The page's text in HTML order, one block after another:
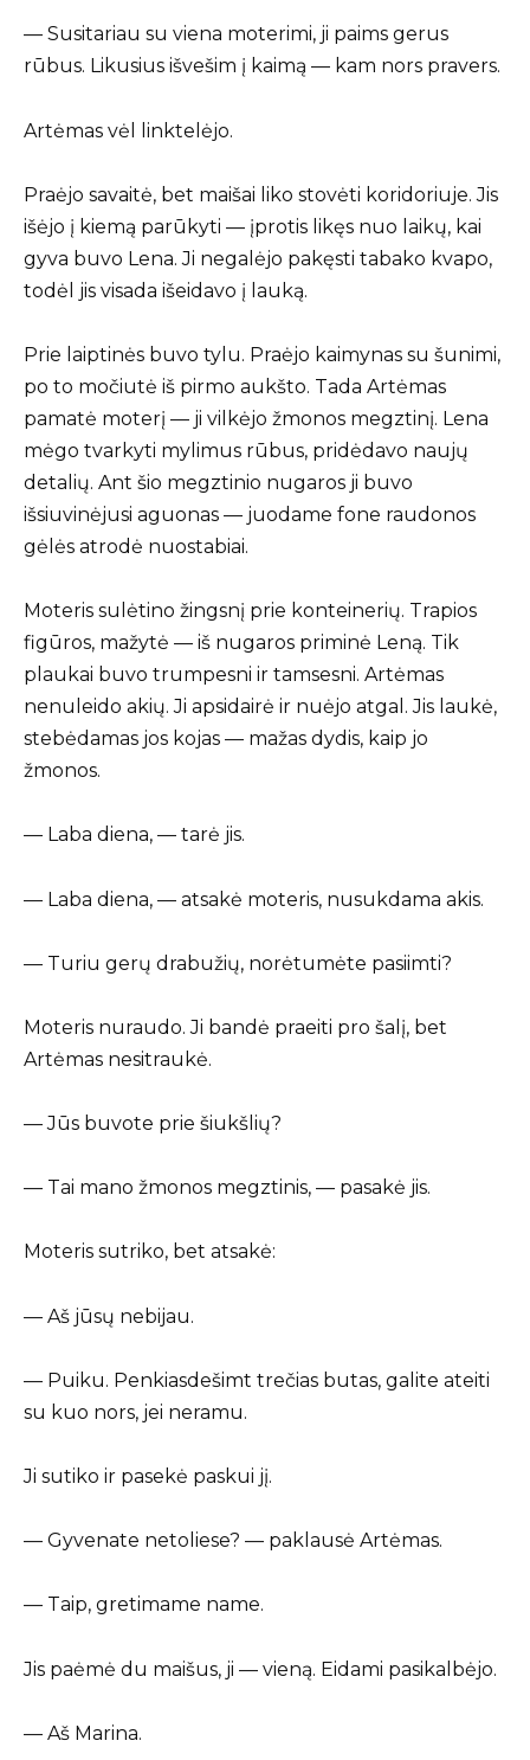
— Susitariau su viena moterimi, ji paims gerus
rūbus. Likusius išvešim į kaimą — kam nors pravers.
Artėmas vėl linktelėjo.
Praėjo savaitė, bet maišai liko stovėti koridoriuje. Jis
išėjo į kiemą parūkyti — įprotis likęs nuo laikų, kai
gyva buvo Lena. Ji negalėjo pakęsti tabako kvapo,
todėl jis visada išeidavo į lauką.
Prie laiptinės buvo tylu. Praėjo kaimynas su šunimi,
po to močiutė iš pirmo aukšto. Tada Artėmas
pamatė moterį — ji vilkėjo žmonos megztinį. Lena
mėgo tvarkyti mylimus rūbus, pridėdavo naujų
detalių. Ant šio megztinio nugaros ji buvo
išsiuvinėjusi aguonas — juodame fone raudonos
gėlės atrodė nuostabiai.
Moteris sulėtino žingsnį prie konteinerių. Trapios
figūros, mažytė — iš nugaros priminė Leną. Tik
plaukai buvo trumpesni ir tamsesni. Artėmas
nenuleido akių. Ji apsidairė ir nuėjo atgal. Jis laukė,
stebėdamas jos kojas — mažas dydis, kaip jo
žmonos.
— Laba diena, — tarė jis.
— Laba diena, — atsakė moteris, nusukdama akis.
— Turiu gerų drabužių, norėtumėte pasiimti?
Moteris nuraudo. Ji bandė praeiti pro šalį, bet
Artėmas nesitraukė.
— Jūs buvote prie šiukšlių?
— Tai mano žmonos megztinis, — pasakė jis.
Moteris sutriko, bet atsakė:
— Aš jūsų nebijau.
— Puiku. Penkiasdešimt trečias butas, galite ateiti
su kuo nors, jei neramu.
Ji sutiko ir pasekė paskui jį.
— Gyvenate netoliese? — paklausė Artėmas.
— Taip, gretimame name.
Jis paėmė du maišus, ji — vieną. Eidami pasikalbėjo.
— Aš Marina.